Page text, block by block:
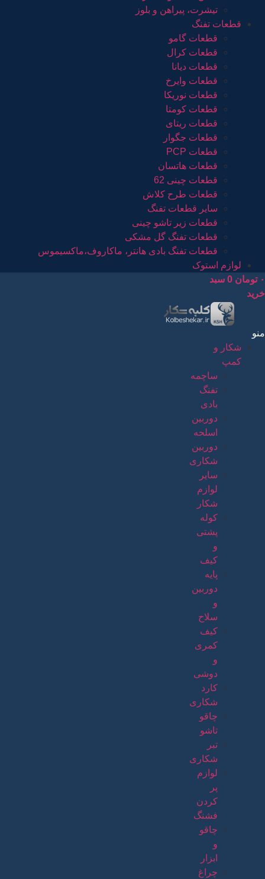
تیشرت، پیراهن و بلوز
قطعات تفنگ
قطعات گامو
قطعات کرال
قطعات دیانا
قطعات وایرخ
قطعات نوریکا
قطعات کومتا
قطعات ریتای
قطعات جگوار
قطعات PCP
قطعات هاتسان
قطعات چینی 62
قطعات طرح کلاش
سایر قطعات تفنگ
قطعات زیر تاشو چینی
قطعات تفنگ گل مشکی
قطعات تفنگ بادی هانتر، ماکاروف،ماکسیموس
لوازم استوک
۰ تومان 0 سبد
خرید
منو
شکار و
کمپ
ساچمه
تفنگ
بادی
دوربین
اسلحه
دوربین
شکاری
سایر
لوازم
شکار
کوله
پشتی
و
کیف
پایه
دوربین
و
سلاح
کیف
کمری
و
دوشی
کارد
شکاری
چاقو
تاشو
تبر
شکاری
لوازم
پر
کردن
فشنگ
چاقو
و
ابزار
چراغ